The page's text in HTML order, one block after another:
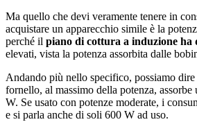
Ma quello che devi veramente tenere in
acquistare un apparecchio simile è la
perché il piano di cottura a induzione ha
elevati, vista la potenza assorbita dalle
Andando più nello specifico, possiamo
fornello, al massimo della potenza, assorbe
W. Se usato con potenze moderate, i
e si parla anche di soli 600 W ad uso.